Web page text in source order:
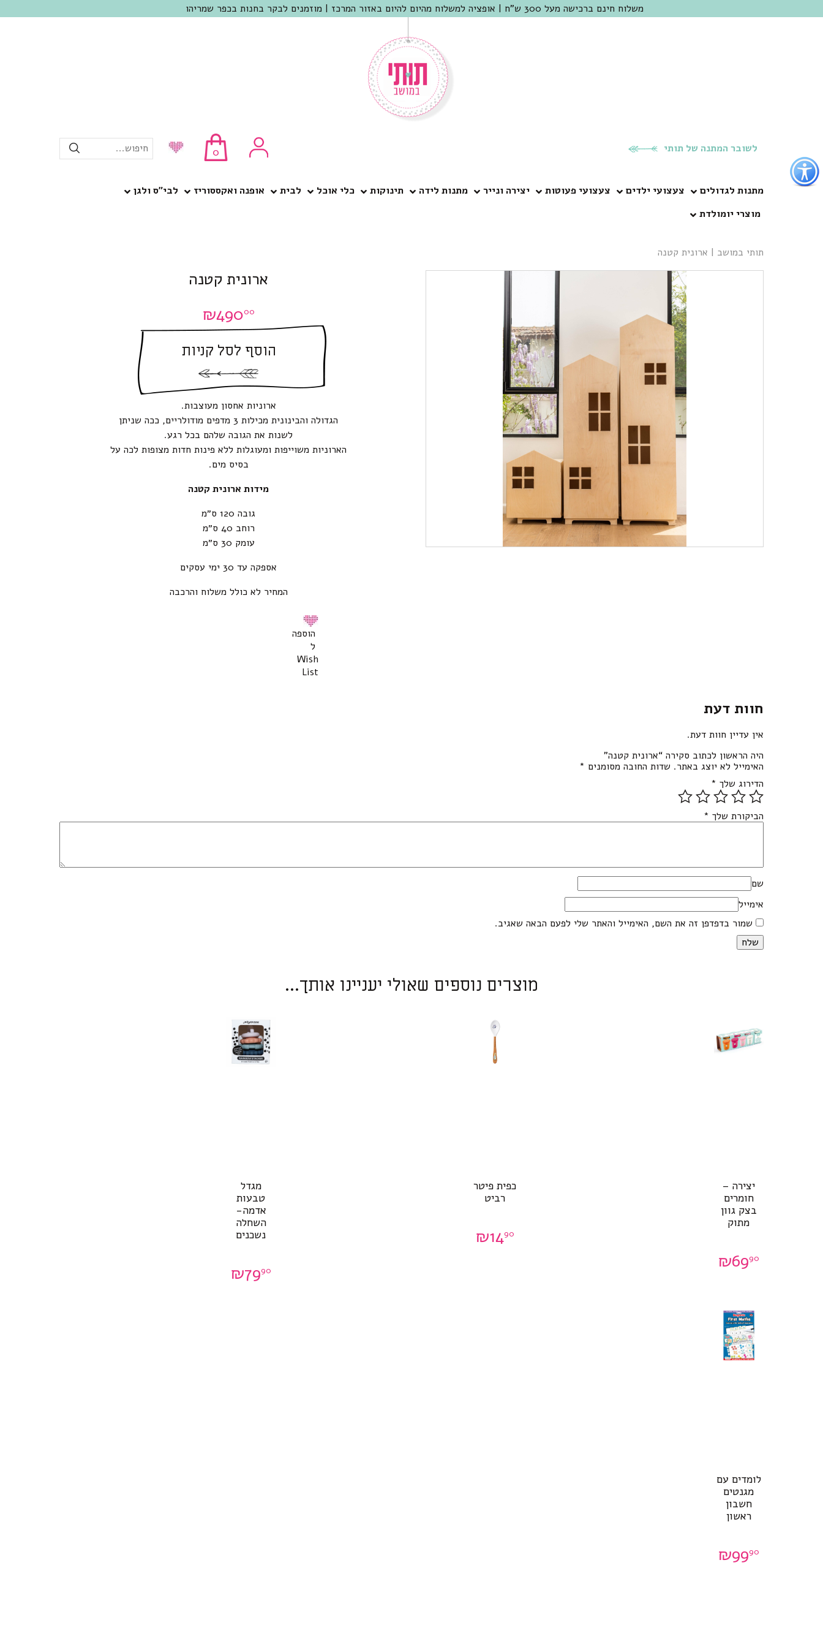
כפתור
לפתיחת
תפריט
נגישות
משלוח חינם ברכישה מעל 300 ש"ח | אופציה למשלוח מהיום להיום באזור המרכז | מוזמנים לבקר בחנות בכפר שמריהו
לשובר המתנה של תותי 0 חיפוש...
מתנות לגדולים צעצועי ילדים צעצועי פעוטות יצירה ונייר מתנות לידה תינוקות כלי אוכל לבית אופנה ואקססוריז
לבי”ס ולגן
מוצרי יומולדת
תותי במושב | ארונית קטנה
ארונית קטנה
₪49000
הוסף לסל קניות
ארוניות אחסון מעוצבות.
הגדולה והבינונית מכילות 3 מדפים מודולריים, ככה שניתן
לשנות את הגובה שלהם בכל רגע.
הארוניות משוייפות ומעוגלות ללא פינות חדות מצופות לכה על
בסיס מים.
מידות ארונית קטנה
גובה 120 ס״מ
רוחב 40 ס״מ
עומק 30 ס״מ
אספקה עד 30 ימי עסקים
המחיר לא כולל משלוח והרכבה
הוספה
ל
Wish
List
חוות דעת
אין עדיין חוות דעת.
היה הראשון לכתוב סקירה “ארונית קטנה”
האימייל לא יוצג באתר. שדות החובה מסומנים *
הדירוג שלך *
הביקורת שלך *
שם
אימייל
שמור בדפדפן זה את השם, האימייל והאתר שלי לפעם הבאה שאגיב.
מוצרים נוספים שאולי יעניינו אותך...
יצירה –
חומרים
בצק גוון
מתוק
₪6990
כפית פיטר
רביט
₪1490
מגדל
טבעות
אדמה-
השחלה
נשכנים
₪7990
לומדים עם
מגנטים
חשבון
ראשון
₪9990